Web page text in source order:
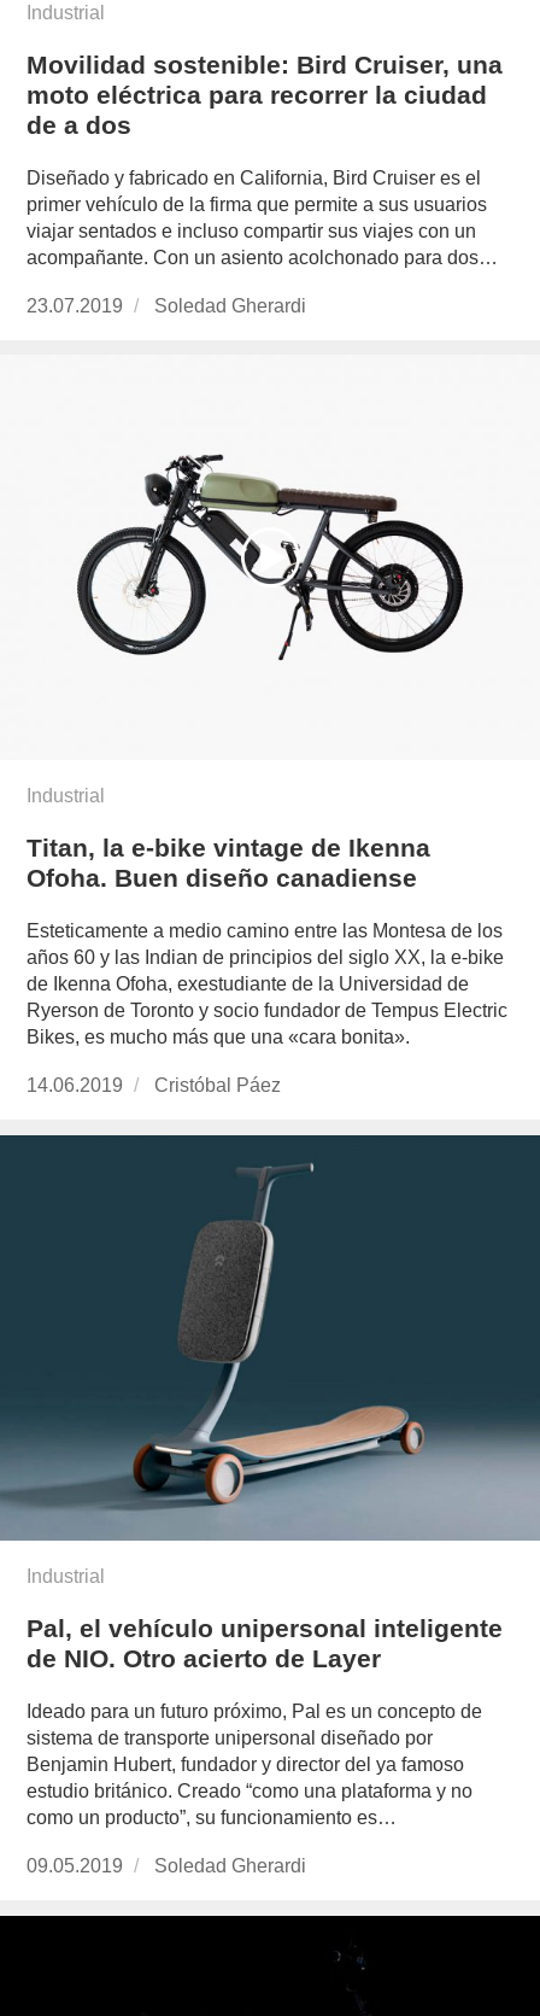
Industrial
Movilidad sostenible: Bird Cruiser, una
moto eléctrica para recorrer la ciudad
de a dos
Diseñado y fabricado en California, Bird Cruiser es el
primer vehículo de la firma que permite a sus usuarios
viajar sentados e incluso compartir sus viajes con un
acompañante. Con un asiento acolchonado para dos…
Publicado
23.07.2019
https://www.experimenta.es/author/soledad-
Soledad Gherardi
Industrial
Titan, la e-bike vintage de Ikenna
Ofoha. Buen diseño canadiense
Esteticamente a medio camino entre las Montesa de los
años 60 y las Indian de principios del siglo XX, la e-bike
de Ikenna Ofoha, exestudiante de la Universidad de
Ryerson de Toronto y socio fundador de Tempus Electric
Bikes, es mucho más que una «cara bonita».
Publicado
14.06.2019
https://www.experimenta.es/author/cristobal-
Cristóbal Páez
Industrial
Pal, el vehículo unipersonal inteligente
de NIO. Otro acierto de Layer
Ideado para un futuro próximo, Pal es un concepto de
sistema de transporte unipersonal diseñado por
Benjamin Hubert, fundador y director del ya famoso
estudio británico. Creado “como una plataforma y no
como un producto”, su funcionamiento es…
Publicado
09.05.2019
https://www.experimenta.es/author/soledad-
Soledad Gherardi